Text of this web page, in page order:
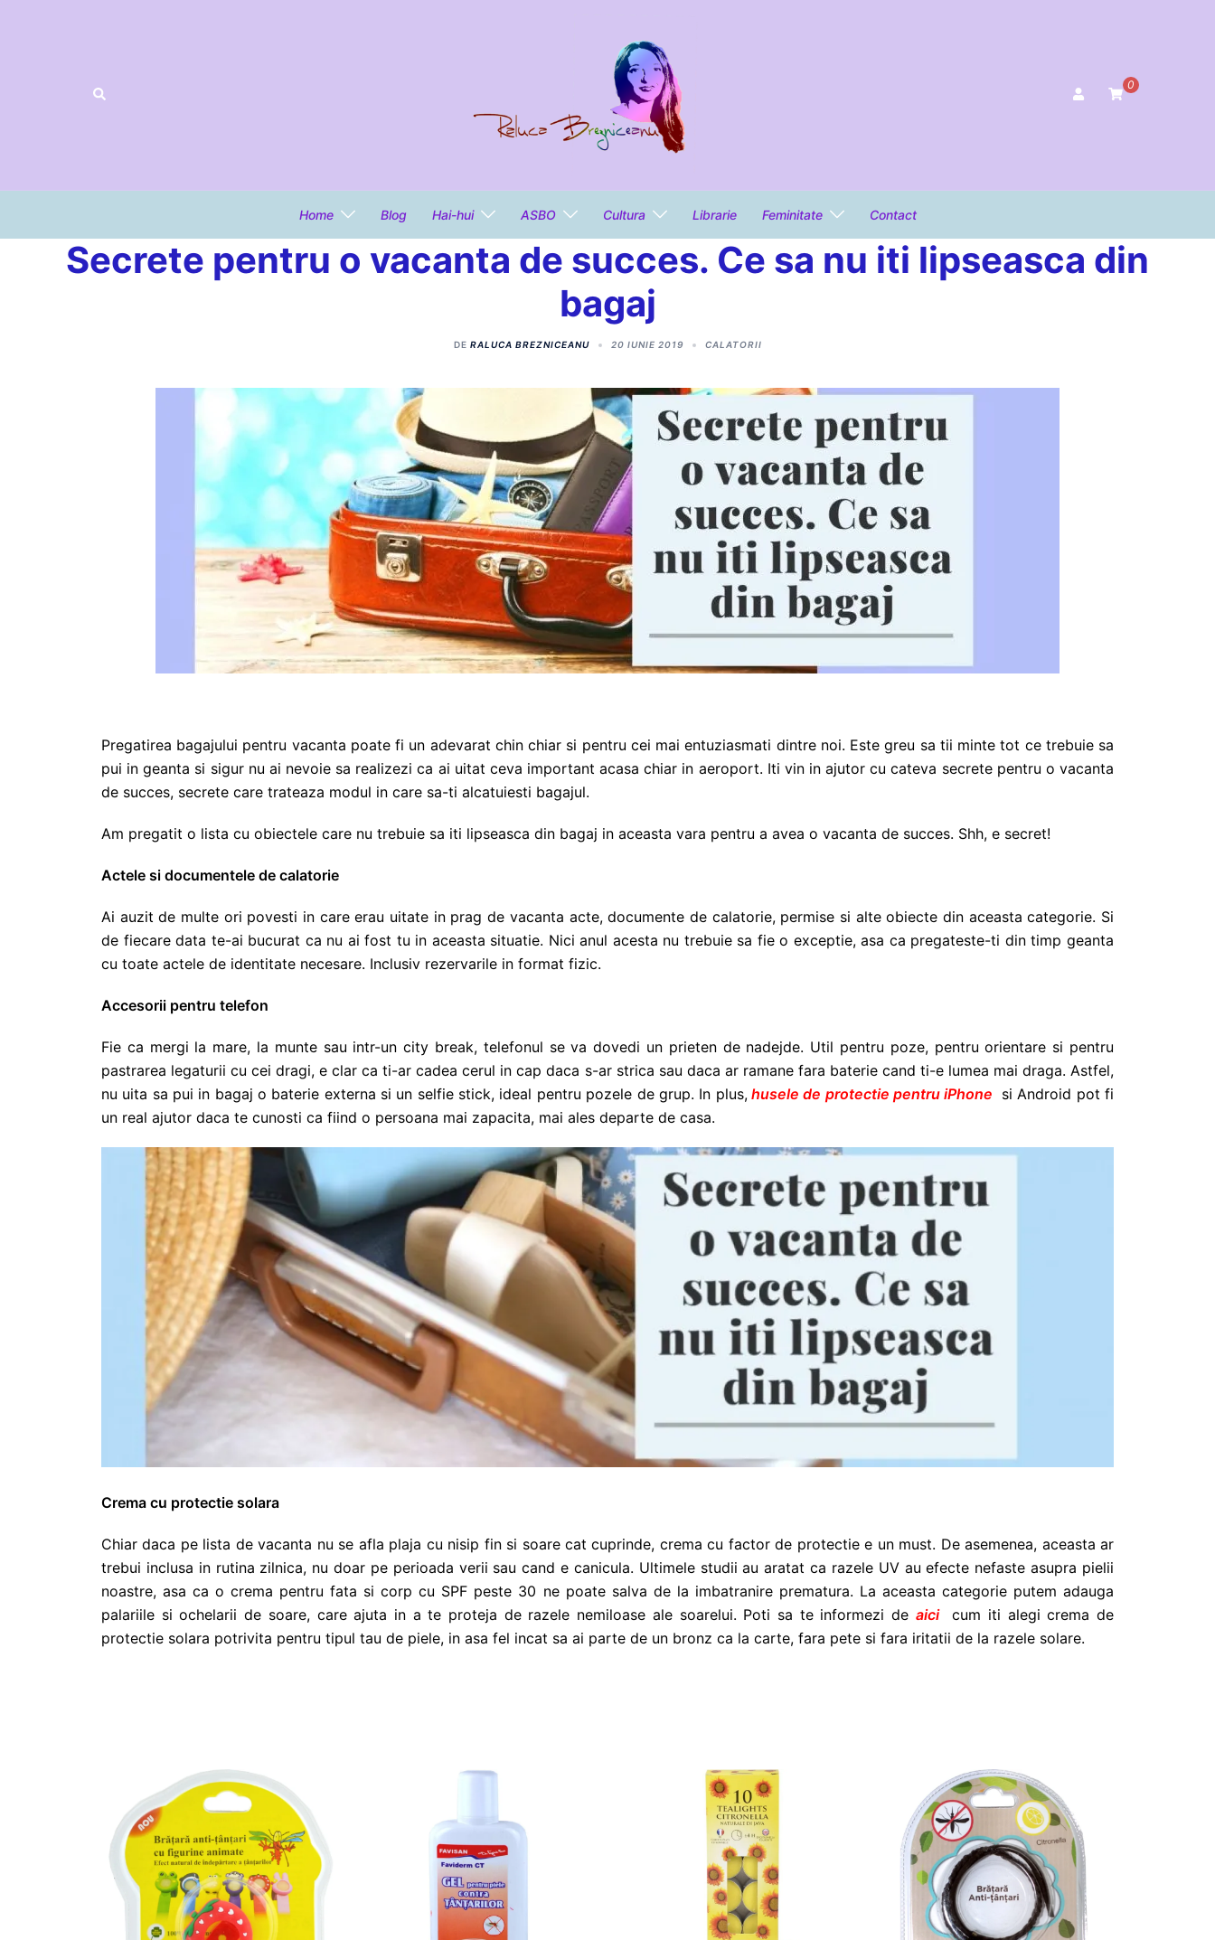
0
Home Blog Hai-hui ASBO Cultura Librarie Feminitate Contact
Secrete pentru o vacanta de succes. Ce sa nu iti lipseasca din
bagaj
DE RALUCA BREZNICEANU 20 IUNIE 2019 CALATORII
Pregatirea bagajului pentru vacanta poate fi un adevarat chin chiar si pentru cei mai entuziasmati dintre noi. Este greu sa tii minte tot ce trebuie sa
pui in geanta si sigur nu ai nevoie sa realizezi ca ai uitat ceva important acasa chiar in aeroport. Iti vin in ajutor cu cateva secrete pentru o vacanta
de succes, secrete care trateaza modul in care sa-ti alcatuiesti bagajul.
Am pregatit o lista cu obiectele care nu trebuie sa iti lipseasca din bagaj in aceasta vara pentru a avea o vacanta de succes. Shh, e secret!
Actele si documentele de calatorie
Ai auzit de multe ori povesti in care erau uitate in prag de vacanta acte, documente de calatorie, permise si alte obiecte din aceasta categorie. Si
de fiecare data te-ai bucurat ca nu ai fost tu in aceasta situatie. Nici anul acesta nu trebuie sa fie o exceptie, asa ca pregateste-ti din timp geanta
cu toate actele de identitate necesare. Inclusiv rezervarile in format fizic.
Accesorii pentru telefon
Fie ca mergi la mare, la munte sau intr-un city break, telefonul se va dovedi un prieten de nadejde. Util pentru poze, pentru orientare si pentru
pastrarea legaturii cu cei dragi, e clar ca ti-ar cadea cerul in cap daca s-ar strica sau daca ar ramane fara baterie cand ti-e lumea mai draga. Astfel,
nu uita sa pui in bagaj o baterie externa si un selfie stick, ideal pentru pozele de grup. In plus, husele de protectie pentru iPhone si Android pot fi
un real ajutor daca te cunosti ca fiind o persoana mai zapacita, mai ales departe de casa.
Crema cu protectie solara
Chiar daca pe lista de vacanta nu se afla plaja cu nisip fin si soare cat cuprinde, crema cu factor de protectie e un must. De asemenea, aceasta ar
trebui inclusa in rutina zilnica, nu doar pe perioada verii sau cand e canicula. Ultimele studii au aratat ca razele UV au efecte nefaste asupra pielii
noastre, asa ca o crema pentru fata si corp cu SPF peste 30 ne poate salva de la imbatranire prematura. La aceasta categorie putem adauga
palariile si ochelarii de soare, care ajuta in a te proteja de razele nemiloase ale soarelui. Poti sa te informezi de aici
cum iti alegi crema de
protectie solara potrivita pentru tipul tau de piele, in asa fel incat sa ai parte de un bronz ca la carte, fara pete si fara iritatii de la razele solare.